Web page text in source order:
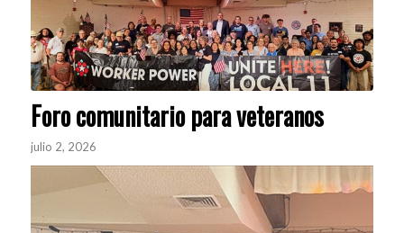
Foro comunitario para veteranos
julio 2, 2026